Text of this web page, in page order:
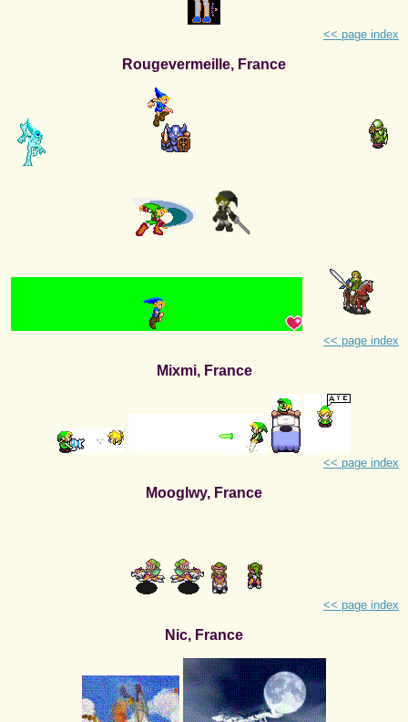
<< page index
Rougevermeille, France
<< page index
Mixmi, France
<< page index
Mooglwy, France
<< page index
Nic, France